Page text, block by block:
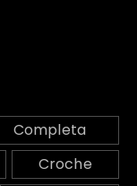
Completa
Croche